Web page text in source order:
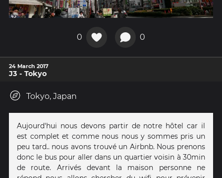
0 0
24 March 2017
J3 - Tokyo
Tokyo, Japan
Aujourd'hui nous devons partir de notre hôtel car il
est complet et comme nous nous y sommes pris un
peu tard.. nous avons trouvé un Airbnb. Nous prenons
donc le bus pour aller dans un quartier voisin à 30min
de route. Arrivés devant la maison personne ne